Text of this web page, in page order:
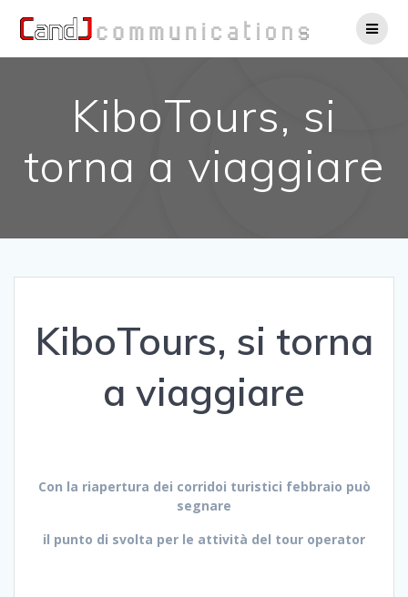
al
KiboTours, si
torna a viaggiare
KiboTours, si torna
a viaggiare
Con la riapertura dei corridoi turistici febbraio può
segnare
il punto di svolta per le attività del tour operator